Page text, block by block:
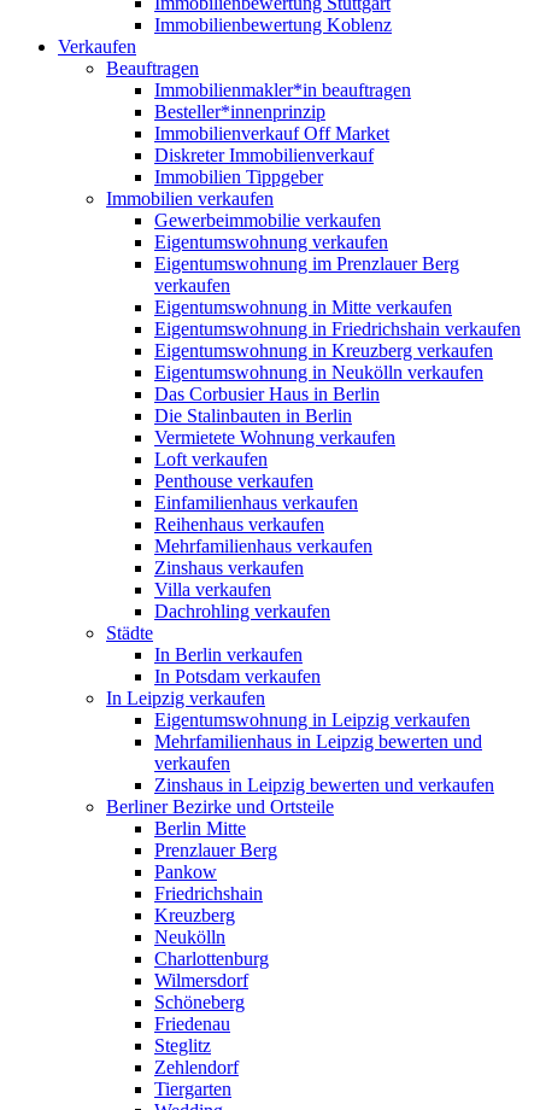
Immobilienbewertung Koblenz
Verkaufen
Beauftragen
Immobilienmakler*in beauftragen
Besteller*innenprinzip
Immobilienverkauf Off Market
Diskreter Immobilienverkauf
Immobilien Tippgeber
Immobilien verkaufen
Gewerbeimmobilie verkaufen
Eigentumswohnung verkaufen
Eigentumswohnung im Prenzlauer Berg
verkaufen
Eigentumswohnung in Mitte verkaufen
Eigentumswohnung in Friedrichshain verkaufen
Eigentumswohnung in Kreuzberg verkaufen
Eigentumswohnung in Neukölln verkaufen
Das Corbusier Haus in Berlin
Die Stalinbauten in Berlin
Vermietete Wohnung verkaufen
Loft verkaufen
Penthouse verkaufen
Einfamilienhaus verkaufen
Reihenhaus verkaufen
Mehrfamilienhaus verkaufen
Zinshaus verkaufen
Villa verkaufen
Dachrohling verkaufen
Städte
In Berlin verkaufen
In Potsdam verkaufen
In Leipzig verkaufen
Eigentumswohnung in Leipzig verkaufen
Mehrfamilienhaus in Leipzig bewerten und
verkaufen
Zinshaus in Leipzig bewerten und verkaufen
Berliner Bezirke und Ortsteile
Berlin Mitte
Prenzlauer Berg
Pankow
Friedrichshain
Kreuzberg
Neukölln
Charlottenburg
Wilmersdorf
Schöneberg
Friedenau
Steglitz
Zehlendorf
Tiergarten